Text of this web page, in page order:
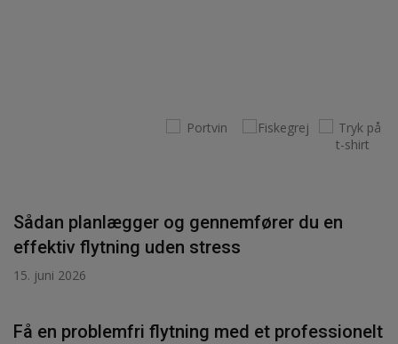
Sådan planlægger og gennemfører du en
effektiv flytning uden stress
15. juni 2026
Få en problemfri flytning med et professionelt